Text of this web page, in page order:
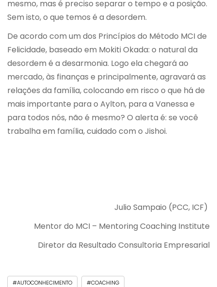
mesmo, mas é preciso separar o tempo e a posição.
Sem isto, o que temos é a desordem.
De acordo com um dos Princípios do Método MCI de
Felicidade, baseado em Mokiti Okada: o natural da
desordem é a desarmonia. Logo ela chegará ao
mercado, às finanças e principalmente, agravará as
relações da família, colocando em risco o que há de
mais importante para o Aylton, para a Vanessa e
para todos nós, não é mesmo? O alerta é: se você
trabalha em família, cuidado com o Jishoi.
Julio Sampaio (PCC, ICF)
Mentor do MCI – Mentoring Coaching Institute
Diretor da Resultado Consultoria Empresarial
#AUTOCONHECIMENTO #COACHING